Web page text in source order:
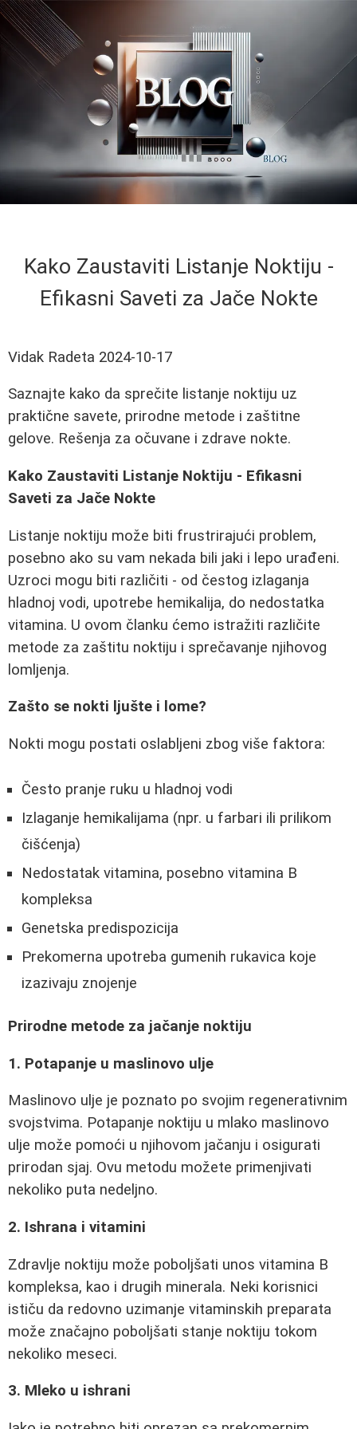
Kako Zaustaviti Listanje Noktiju -
Efikasni Saveti za Jače Nokte
Vidak Radeta 2024-10-17
Saznajte kako da sprečite listanje noktiju uz
praktične savete, prirodne metode i zaštitne
gelove. Rešenja za očuvane i zdrave nokte.
Kako Zaustaviti Listanje Noktiju - Efikasni
Saveti za Jače Nokte
Listanje noktiju može biti frustrirajući problem,
posebno ako su vam nekada bili jaki i lepo urađeni.
Uzroci mogu biti različiti - od čestog izlaganja
hladnoj vodi, upotrebe hemikalija, do nedostatka
vitamina. U ovom članku ćemo istražiti različite
metode za zaštitu noktiju i sprečavanje njihovog
lomljenja.
Zašto se nokti ljušte i lome?
Nokti mogu postati oslabljeni zbog više faktora:
Često pranje ruku u hladnoj vodi
Izlaganje hemikalijama (npr. u farbari ili prilikom
čišćenja)
Nedostatak vitamina, posebno vitamina B
kompleksa
Genetska predispozicija
Prekomerna upotreba gumenih rukavica koje
izazivaju znojenje
Prirodne metode za jačanje noktiju
1. Potapanje u maslinovo ulje
Maslinovo ulje je poznato po svojim regenerativnim
svojstvima. Potapanje noktiju u mlako maslinovo
ulje može pomoći u njihovom jačanju i osigurati
prirodan sjaj. Ovu metodu možete primenjivati
nekoliko puta nedeljno.
2. Ishrana i vitamini
Zdravlje noktiju može poboljšati unos vitamina B
kompleksa, kao i drugih minerala. Neki korisnici
ističu da redovno uzimanje vitaminskih preparata
može značajno poboljšati stanje noktiju tokom
nekoliko meseci.
3. Mleko u ishrani